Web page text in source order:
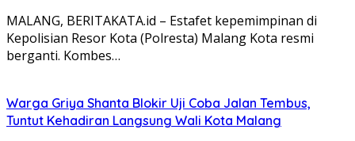
MALANG, BERITAKATA.id – Estafet kepemimpinan di
Kepolisian Resor Kota (Polresta) Malang Kota resmi
berganti. Kombes…
Warga Griya Shanta Blokir Uji Coba Jalan Tembus,
Tuntut Kehadiran Langsung Wali Kota Malang